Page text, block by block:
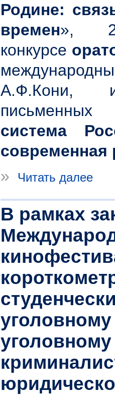
Родине:
времен», 2)
конкурсе
А.Ф.Кони,
система
современная
»
Читать далее
В рамках
уголовному